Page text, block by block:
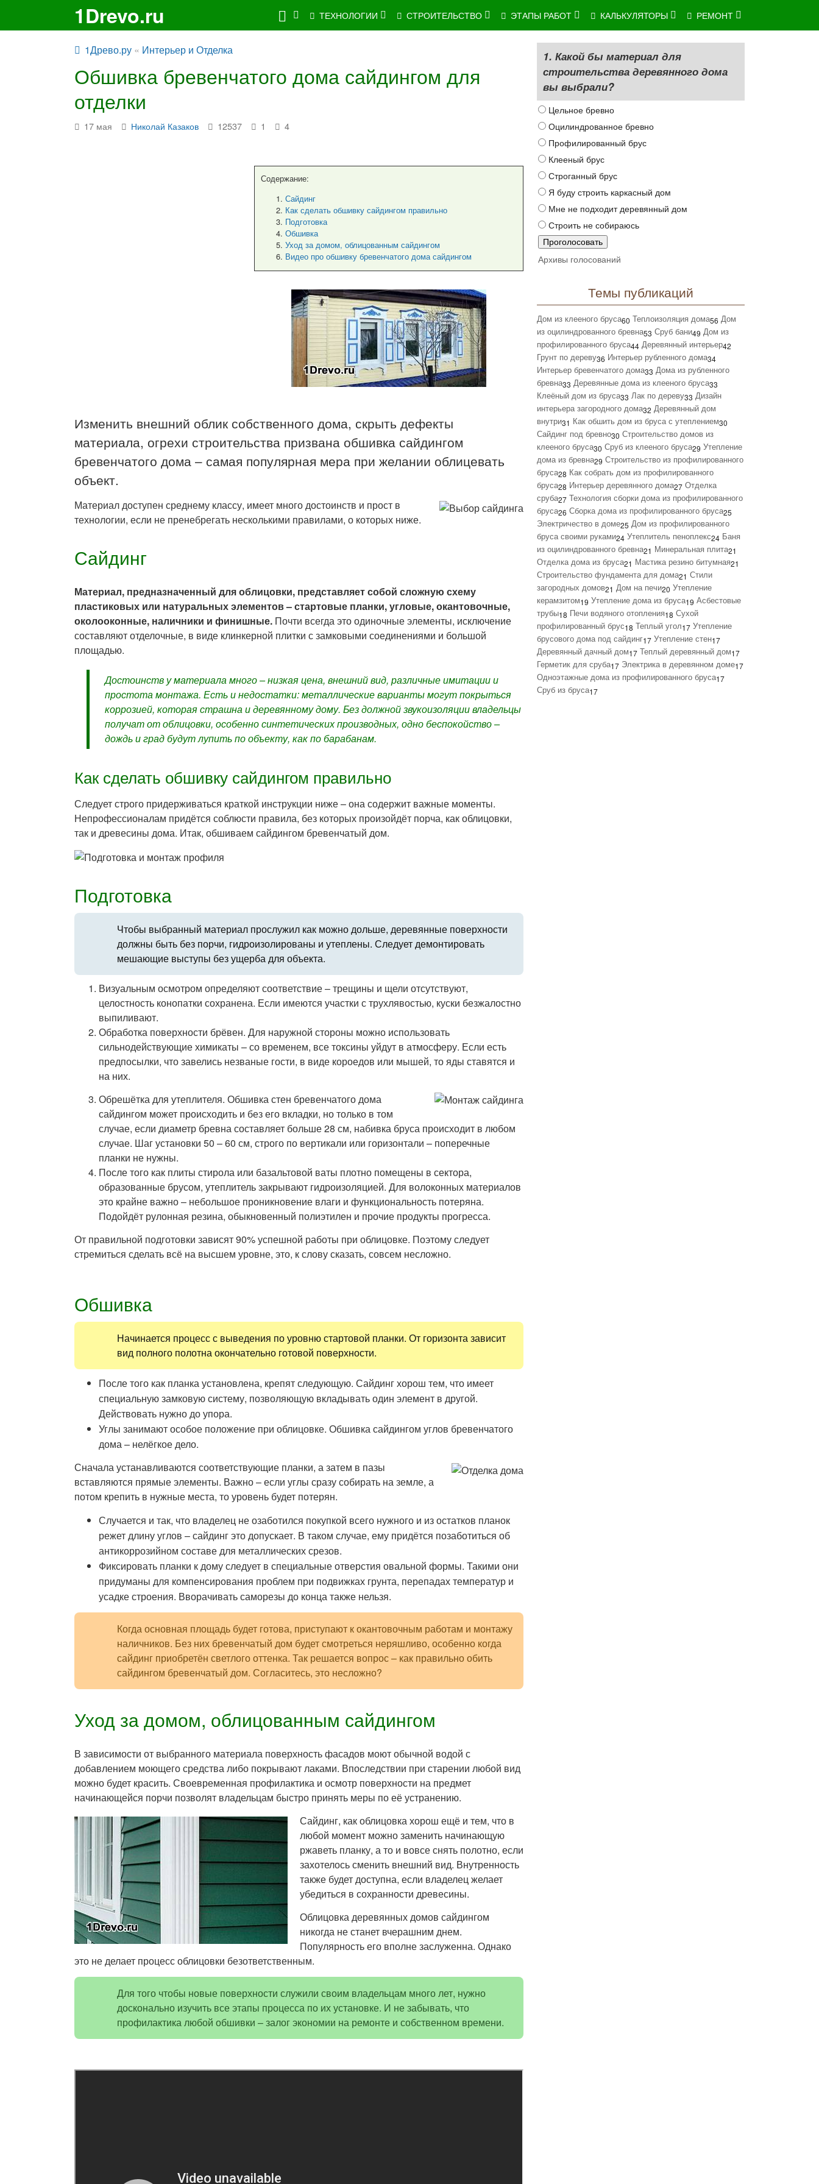
1Drevo.ru ТЕХНОЛОГИИ СТРОИТЕЛЬСТВО ЭТАПЫ РАБОТ КАЛЬКУЛЯТОРЫ РЕМОНТ
1Древо.ру « Интерьер и Отделка
Обшивка бревенчатого дома сайдингом для
отделки
17 мая Николай Казаков 12537 1 4
Содержание:
Сайдинг
Как сделать обшивку сайдингом правильно
Подготовка
Обшивка
Уход за домом, облицованным сайдингом
Видео про обшивку бревенчатого дома сайдингом
Изменить внешний облик собственного дома, скрыть дефекты
материала, огрехи строительства призвана обшивка сайдингом
бревенчатого дома – самая популярная мера при желании облицевать
объект.
Материал доступен среднему классу, имеет много достоинств и прост в
технологии, если не пренебрегать несколькими правилами, о которых ниже.
Сайдинг
Материал, предназначенный для облицовки, представляет собой сложную схему
пластиковых или натуральных элементов – стартовые планки, угловые, окантовочные,
околооконные, наличники и финишные. Почти всегда это одиночные элементы, исключение
составляют отделочные, в виде клинкерной плитки с замковыми соединениями и большой
площадью.
Достоинств у материала много – низкая цена, внешний вид, различные имитации и
простота монтажа. Есть и недостатки: металлические варианты могут покрыться
коррозией, которая страшна и деревянному дому. Без должной звукоизоляции владельцы
получат от облицовки, особенно синтетических производных, одно беспокойство –
дождь и град будут лупить по объекту, как по барабанам.
Как сделать обшивку сайдингом правильно
Следует строго придерживаться краткой инструкции ниже – она содержит важные моменты.
Непрофессионалам придётся соблюсти правила, без которых произойдёт порча, как облицовки,
так и древесины дома. Итак, обшиваем сайдингом бревенчатый дом.
Подготовка
Чтобы выбранный материал прослужил как можно дольше, деревянные поверхности
должны быть без порчи, гидроизолированы и утеплены. Следует демонтировать
мешающие выступы без ущерба для объекта.
Визуальным осмотром определяют соответствие – трещины и щели отсутствуют,
целостность конопатки сохранена. Если имеются участки с трухлявостью, куски безжалостно
выпиливают.
Обработка поверхности брёвен. Для наружной стороны можно использовать
сильнодействующие химикаты – со временем, все токсины уйдут в атмосферу. Если есть
предпосылки, что завелись незваные гости, в виде короедов или мышей, то яды ставятся и
на них.
Обрешётка для утеплителя. Обшивка стен бревенчатого дома
сайдингом может происходить и без его вкладки, но только в том
случае, если диаметр бревна составляет больше 28 см, набивка бруса происходит в любом
случае. Шаг установки 50 – 60 см, строго по вертикали или горизонтали – поперечные
планки не нужны.
После того как плиты стирола или базальтовой ваты плотно помещены в сектора,
образованные брусом, утеплитель закрывают гидроизоляцией. Для волоконных материалов
это крайне важно – небольшое проникновение влаги и функциональность потеряна.
Подойдёт рулонная резина, обыкновенный полиэтилен и прочие продукты прогресса.
От правильной подготовки зависят 90% успешной работы при облицовке. Поэтому следует
стремиться сделать всё на высшем уровне, это, к слову сказать, совсем несложно.
Обшивка
Начинается процесс с выведения по уровню стартовой планки. От горизонта зависит
вид полного полотна окончательно готовой поверхности.
После того как планка установлена, крепят следующую. Сайдинг хорош тем, что имеет
специальную замковую систему, позволяющую вкладывать один элемент в другой.
Действовать нужно до упора.
Углы занимают особое положение при облицовке. Обшивка сайдингом углов бревенчатого
дома – нелёгкое дело.
Сначала устанавливаются соответствующие планки, а затем в пазы
вставляются прямые элементы. Важно – если углы сразу собирать на земле, а
потом крепить в нужные места, то уровень будет потерян.
Случается и так, что владелец не озаботился покупкой всего нужного и из остатков планок
режет длину углов – сайдинг это допускает. В таком случае, ему придётся позаботиться об
антикоррозийном составе для металлических срезов.
Фиксировать планки к дому следует в специальные отверстия овальной формы. Такими они
придуманы для компенсирования проблем при подвижках грунта, перепадах температур и
усадке строения. Вворачивать саморезы до конца также нельзя.
Когда основная площадь будет готова, приступают к окантовочным работам и монтажу
наличников. Без них бревенчатый дом будет смотреться неряшливо, особенно когда
сайдинг приобретён светлого оттенка. Так решается вопрос – как правильно обить
сайдингом бревенчатый дом. Согласитесь, это несложно?
Уход за домом, облицованным сайдингом
В зависимости от выбранного материала поверхность фасадов моют обычной водой с
добавлением моющего средства либо покрывают лаками. Впоследствии при старении любой вид
можно будет красить. Своевременная профилактика и осмотр поверхности на предмет
начинающейся порчи позволят владельцам быстро принять меры по её устранению.
Сайдинг, как облицовка хорош ещё и тем, что в
любой момент можно заменить начинающую
ржаветь планку, а то и вовсе снять полотно, если
захотелось сменить внешний вид. Внутренность
также будет доступна, если владелец желает
убедиться в сохранности древесины.
Облицовка деревянных домов сайдингом
никогда не станет вчерашним днем.
Популярность его вполне заслуженна. Однако
это не делает процесс облицовки безответственным.
Для того чтобы новые поверхности служили своим владельцам много лет, нужно
досконально изучить все этапы процесса по их установке. И не забывать, что
профилактика любой обшивки – залог экономии на ремонте и собственном времени.
1. Какой бы материал для
строительства деревянного дома
вы выбрали?
Цельное бревно
Оцилиндрованное бревно
Профилированный брус
Клееный брус
Строганный брус
Я буду строить каркасный дом
Мне не подходит деревянный дом
Строить не собираюсь
Архивы голосований
Темы публикаций
Дом из клееного бруса60 Теплоизоляция дома56 Дом
из оцилиндрованного бревна53 Сруб бани49 Дом из
профилированного бруса44 Деревянный интерьер42
Грунт по дереву36 Интерьер рубленного дома34
Интерьер бревенчатого дома33 Дома из рубленного
бревна33 Деревянные дома из клееного бруса33
Клеёный дом из бруса33 Лак по дереву33 Дизайн
интерьера загородного дома32 Деревянный дом
внутри31 Как обшить дом из бруса с утеплением30
Сайдинг под бревно30 Строительство домов из
клееного бруса30 Сруб из клееного бруса29 Утепление
дома из бревна29 Строительство из профилированного
бруса28 Как собрать дом из профилированного
бруса28 Интерьер деревянного дома27 Отделка
сруба27 Технология сборки дома из профилированного
бруса26 Сборка дома из профилированного бруса25
Электричество в доме25 Дом из профилированного
бруса своими руками24 Утеплитель пеноплекс24 Баня
из оцилиндрованного бревна21 Минеральная плита21
Отделка дома из бруса21 Мастика резино битумная21
Строительство фундамента для дома21 Стили
загородных домов21 Дом на печи20 Утепление
керамзитом19 Утепление дома из бруса19 Асбестовые
трубы18 Печи водяного отопления18 Сухой
профилированный брус18 Теплый угол17 Утепление
брусового дома под сайдинг17 Утепление стен17
Деревянный дачный дом17 Теплый деревянный дом17
Герметик для сруба17 Электрика в деревянном доме17
Одноэтажные дома из профилированного бруса17
Сруб из бруса17